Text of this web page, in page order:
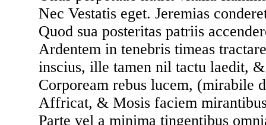
Nec Vestatis eget. Jeremias
Quod sua posteritas patriis
Ardentem in tenebris timeas
inscius, ille tamen nil tactu laedit,
Corpoream rebus lucem, (mirabile
Affricat, & Mosis faciem
Parte vel a minima tingentibus